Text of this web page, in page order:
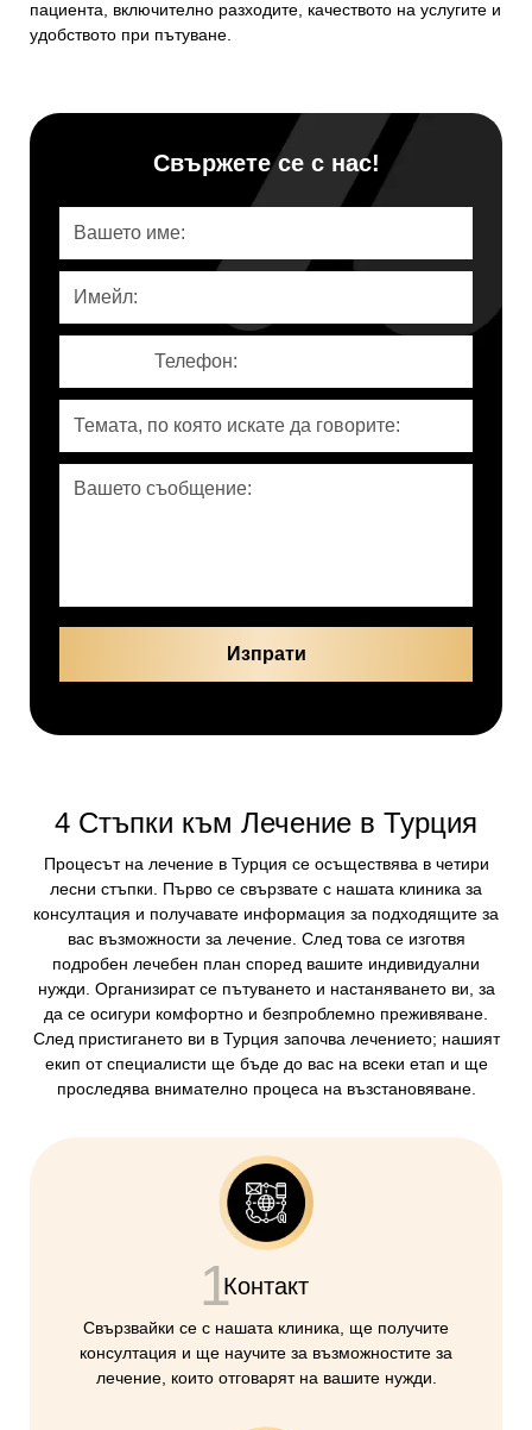
пациента, включително разходите, качеството на услугите и
удобството при пътуване.
Свържете се с нас!
4 Стъпки към Лечение в Турция
Процесът на лечение в Турция се осъществява в четири
лесни стъпки. Първо се свързвате с нашата клиника за
консултация и получавате информация за подходящите за
вас възможности за лечение. След това се изготвя
подробен лечебен план според вашите индивидуални
нужди. Организират се пътуването и настаняването ви, за
да се осигури комфортно и безпроблемно преживяване.
След пристигането ви в Турция започва лечението; нашият
екип от специалисти ще бъде до вас на всеки етап и ще
проследява внимателно процеса на възстановяване.
1Контакт
Свързвайки се с нашата клиника, ще получите
консултация и ще научите за възможностите за
лечение, които отговарят на вашите нужди.